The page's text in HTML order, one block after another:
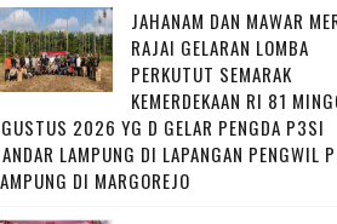
JAHANAM DAN MAWAR
RAJAI GELARAN LOMBA
PERKUTUT SEMARAK
KEMERDEKAAN RI 81
2026 YG D GELAR PENGDA P3SI
LAMPUNG DI LAPANGAN PENGWIL
DI MARGOREJO